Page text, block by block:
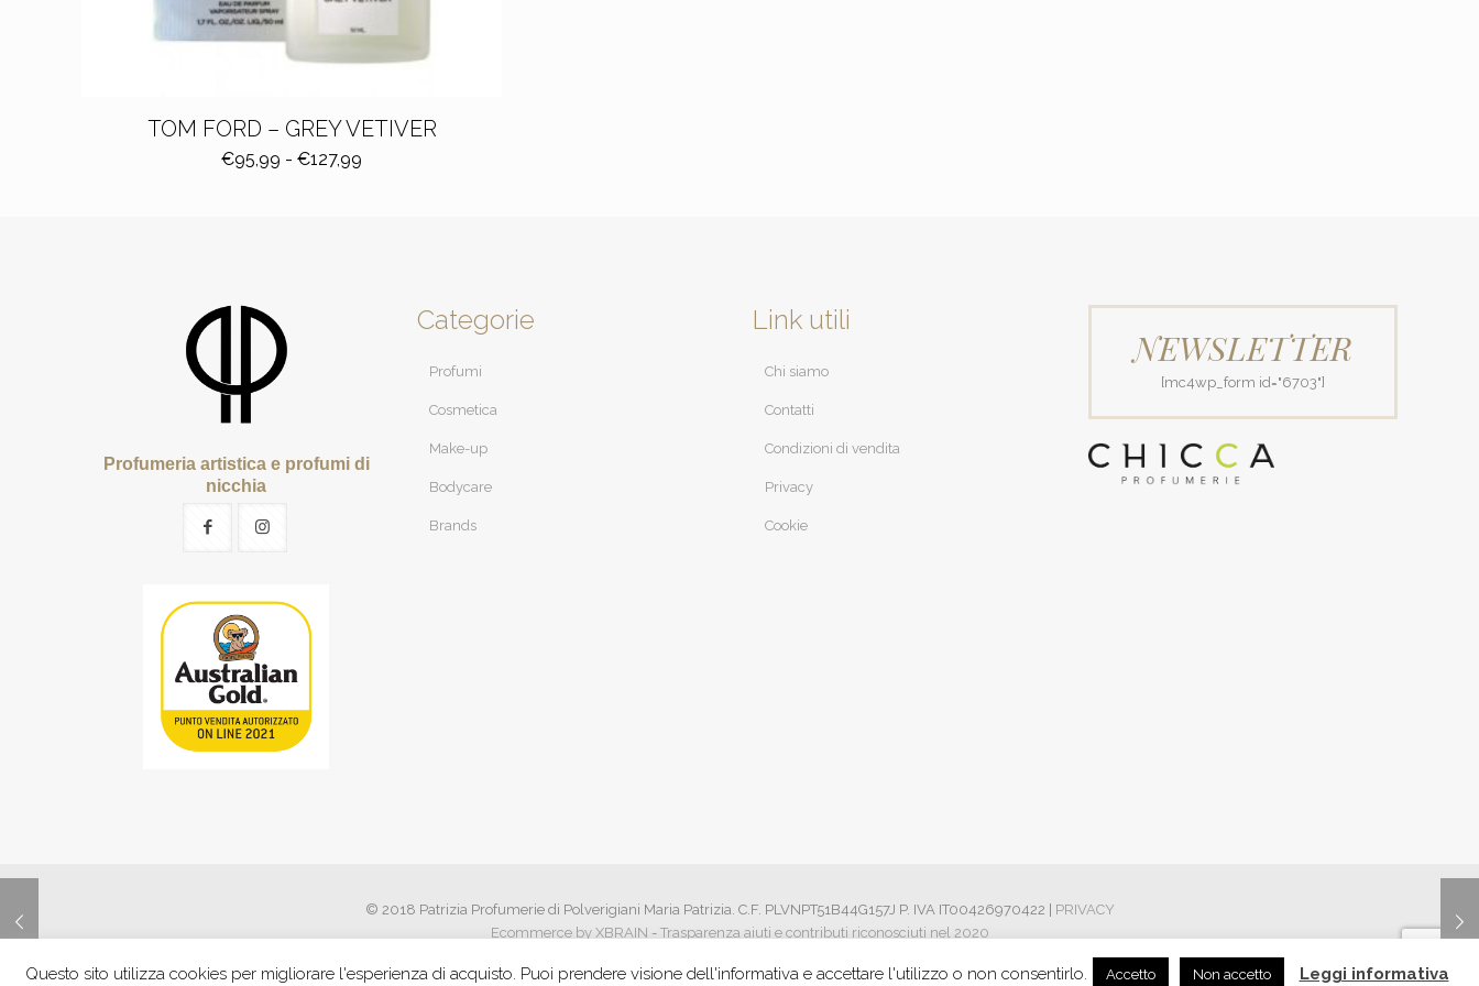
TOM FORD – GREY VETIVER
€95,99 - €127,99
Profumeria artistica e profumi di
nicchia
Categorie
Profumi
Cosmetica
Make-up
Bodycare
Brands
Link utili
Chi siamo
Contatti
Condizioni di vendita
Privacy
Cookie
NEWSLETTER
[mc4wp_form id="6703"]
© 2018 Patrizia Profumerie di Polverigiani Maria Patrizia. C.F. PLVNPT51B44G157J P. IVA IT00426970422 | PRIVACY
Ecommerce by XBRAIN - Trasparenza aiuti e contributi riconosciuti nel 2020
Questo sito utilizza cookies per migliorare l'esperienza di acquisto. Puoi prendere visione dell'informativa e accettare l'utilizzo o non consentirlo. Accetto Non accetto Leggi informativa